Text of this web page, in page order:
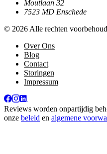
Moutlaan 32
7523 MD Enschede
© 2026 Alle rechten
Over Ons
Blog
Contact
Storingen
Impressum
Reviews worden onpartijdig
onze beleid en algemene